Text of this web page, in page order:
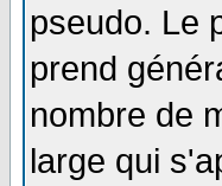
pseudo. Le
prend
nombre de
large qui